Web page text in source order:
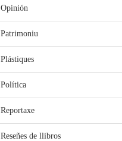
Opinión
Patrimoniu
Plástiques
Política
Reportaxe
Reseñes de llibros